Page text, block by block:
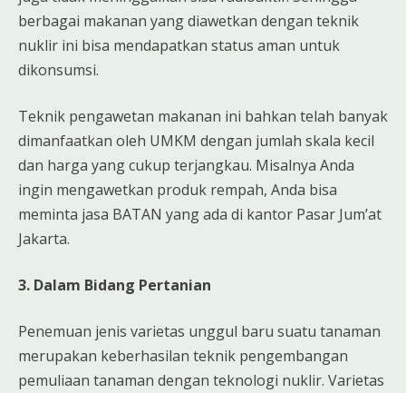
berbagai makanan yang diawetkan dengan teknik
nuklir ini bisa mendapatkan status aman untuk
dikonsumsi.
Teknik pengawetan makanan ini bahkan telah banyak
dimanfaatkan oleh UMKM dengan jumlah skala kecil
dan harga yang cukup terjangkau. Misalnya Anda
ingin mengawetkan produk rempah, Anda bisa
meminta jasa BATAN yang ada di kantor Pasar Jum’at
Jakarta.
3. Dalam Bidang Pertanian
Penemuan jenis varietas unggul baru suatu tanaman
merupakan keberhasilan teknik pengembangan
pemuliaan tanaman dengan teknologi nuklir. Varietas